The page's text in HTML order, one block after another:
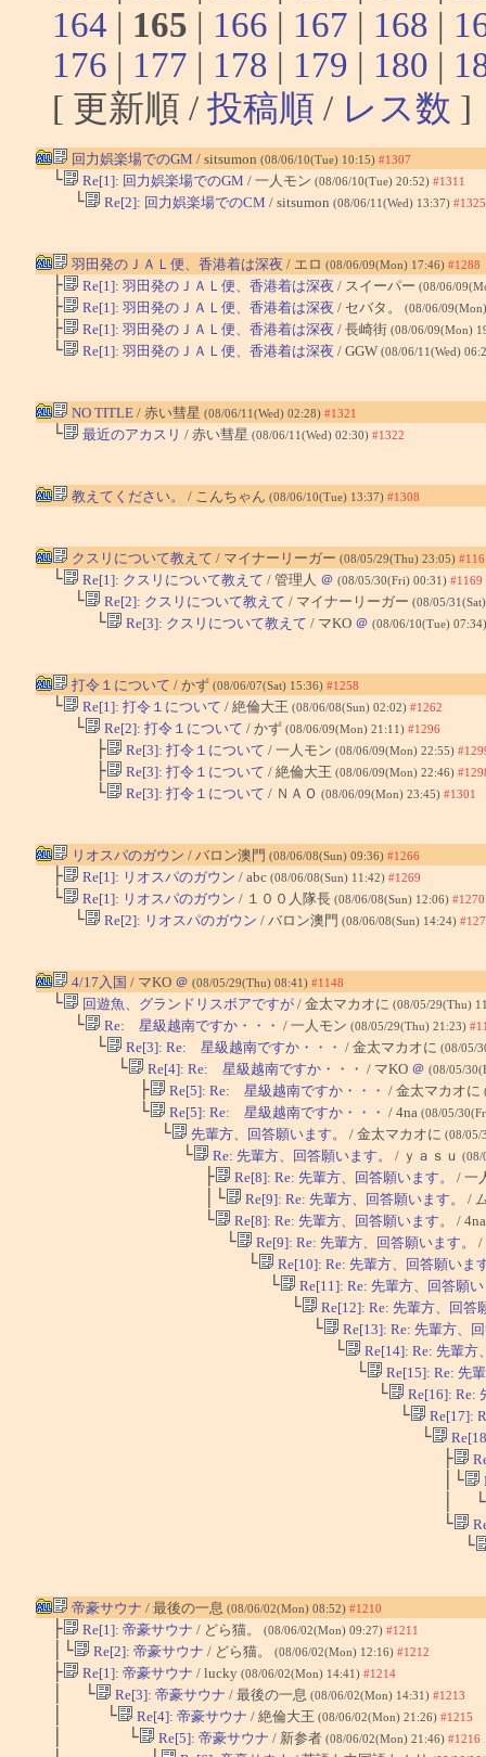
164 | 165 | 166 | 167 | 168 |
176 | 177 | 178 | 179 | 180 |
[ 更新順 / 投稿順 / レス数 ]
回力娯楽場でのGM / sitsumon (08/06/10(Tue) 10:15) #1307
└ Re[1]: 回力娯楽場でのGM / 一人モン (08/06/10(Tue) 20:52) #1311
└ Re[2]: 回力娯楽場でのCM / sitsumon (08/06/11(Wed) 13:37) #1325
羽田発のＪＡＬ便、香港着は深夜 / エロ (08/06/09(Mon) 17:46) #1288
├ Re[1]: 羽田発のＪＡＬ便、香港着は深夜 / スイーパー (08/06/
├ Re[1]: 羽田発のＪＡＬ便、香港着は深夜 / セバタ。 (08/06/
├ Re[1]: 羽田発のＪＡＬ便、香港着は深夜 / 長崎街 (08/06/09(Mon)
└ Re[1]: 羽田発のＪＡＬ便、香港着は深夜 / GGW (08/06/11(Wed)
NO TITLE/ 赤い彗星 (08/06/11(Wed) 02:28) #1321
└ 最近のアカスリ / 赤い彗星 (08/06/11(Wed) 02:30) #1322
教えてください。 / こんちゃん (08/06/10(Tue) 13:37) #1308
クスリについて教えて / マイナーリーガー (08/05/29(Thu) 23:05)
└ Re[1]: クスリについて教えて / 管理人 ＠ (08/05/30(Fri) 00:31) #1169
└ Re[2]: クスリについて教えて / マイナーリーガー (08/05/
└ Re[3]: クスリについて教えて / マKO ＠ (08/06/10(Tue)
打令１について / かず (08/06/07(Sat) 15:36) #1258
└ Re[1]: 打令１について / 絶倫大王 (08/06/08(Sun) 02:02) #1262
└ Re[2]: 打令１について / かず (08/06/09(Mon) 21:11) #1296
├ Re[3]: 打令１について / 一人モン (08/06/09(Mon) 22:55)
├ Re[3]: 打令１について / 絶倫大王 (08/06/09(Mon) 22:46)
└ Re[3]: 打令１について / ＮＡＯ (08/06/09(Mon) 23:45) #1301
リオスパのガウン / バロン澳門 (08/06/08(Sun) 09:36) #1266
├ Re[1]: リオスパのガウン / abc (08/06/08(Sun) 11:42) #1269
└ Re[1]: リオスパのガウン / １００人隊長 (08/06/08(Sun) 12:06) #1270
└ Re[2]: リオスパのガウン / バロン澳門 (08/06/08(Sun) 14:24)
4/17入国 / マKO ＠ (08/05/29(Thu) 08:41) #1148
└ 回遊魚、グランドリスボアですが/ 金太マカオに (08/05/29(Thu)
└ Re: 星級越南ですか・・・ / 一人モン (08/05/29(Thu) 21:23)
└ Re[3]: Re: 星級越南ですか・・・ / 金太マカオに (08/05/
└ Re[4]: Re: 星級越南ですか・・・ / マKO ＠ (08/05/
├ Re[5]: Re: 星級越南ですか・・・ / 金太マカオに
└ Re[5]: Re: 星級越南ですか・・・ / 4na (08/05/
└ 先輩方、回答願います。 / 金太マカオに (08/05/
└ Re: 先輩方、回答願います。 / ｙａｓｕ (08/
├ Re[8]: Re: 先輩方、回答願います。 / 一
│└ Re[9]: Re: 先輩方、回答願います。 /
└ Re[8]: Re: 先輩方、回答願います。 /
└ Re[9]: Re: 先輩方、回答願います。 /
└ Re[10]: Re: 先輩方、回答願いま
└ Re[11]: Re: 先輩方、回答願
└ Re[12]: Re: 先輩方、回答
└ Re[13]: Re: 先輩方、
└ Re[14]: Re: 先輩方
└ Re[15]: Re: 先
└ Re[16]: Re:
└ Re[17]:
└
├
│└
│ └
└
└
帝豪サウナ / 最後の一息 (08/06/02(Mon) 08:52) #1210
├ Re[1]: 帝豪サウナ / どら猫。 (08/06/02(Mon) 09:27) #1211
│└ Re[2]: 帝豪サウナ / どら猫。 (08/06/02(Mon) 12:16) #1212
├ Re[1]: 帝豪サウナ / lucky (08/06/02(Mon) 14:41) #1214
│ └ Re[3]: 帝豪サウナ / 最後の一息 (08/06/02(Mon) 14:31) #1213
│ └ Re[4]: 帝豪サウナ / 絶倫大王 (08/06/02(Mon) 21:26) #1215
│ └ Re[5]: 帝豪サウナ / 新参者 (08/06/02(Mon) 21:46) #1216